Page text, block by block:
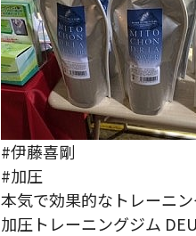
#伊藤喜剛
#加圧
本気で効果的なトレーニ
加圧トレーニングジム